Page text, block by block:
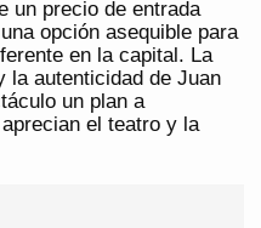
un precio de entrada
opción asequible para
en la capital. La
la autenticidad de Juan
un plan a
el teatro y la